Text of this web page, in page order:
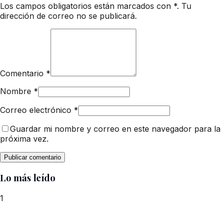
Los campos obligatorios están marcados con *. Tu
dirección de correo no se publicará.
Comentario *
Nombre *
Correo electrónico *
Guardar mi nombre y correo en este navegador para la
próxima vez.
Lo más leído
1